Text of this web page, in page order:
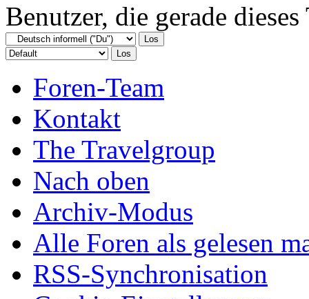
Benutzer, die gerade
Foren-Team
Kontakt
The Travelgroup
Nach oben
Archiv-Modus
Alle Foren als gelesen
RSS-Synchronisation